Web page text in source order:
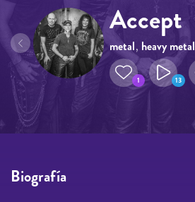
Accept
metal, heavy metal
metal
1 13
Biografía